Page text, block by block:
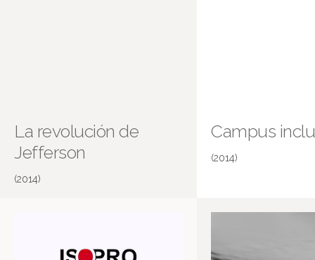
La revolución de
Jefferson
(2014)
Campus
(2014)